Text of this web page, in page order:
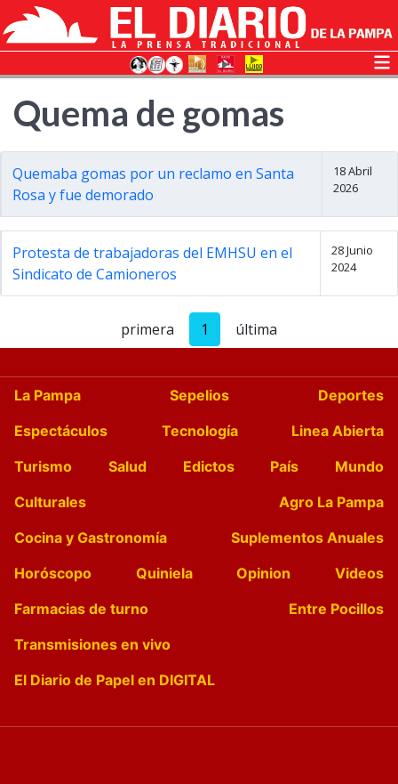
Quema de gomas
Quemaba gomas por un reclamo en Santa
Rosa y fue demorado
18 Abril
2026
Protesta de trabajadoras del EMHSU en el
Sindicato de Camioneros
28 Junio
2024
primera 1 última
La Pampa Sepelios
Deportes
Espectáculos
Tecnología
Linea Abierta
Turismo
Salud Edictos País
Mundo
Culturales
Agro La Pampa
Cocina y Gastronomía
Suplementos Anuales
Horóscopo
Quiniela Opinion
Videos
Farmacias de turno
Entre Pocillos
Transmisiones en vivo
El Diario de Papel en DIGITAL